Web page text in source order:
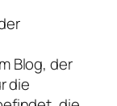
Blog, der
die